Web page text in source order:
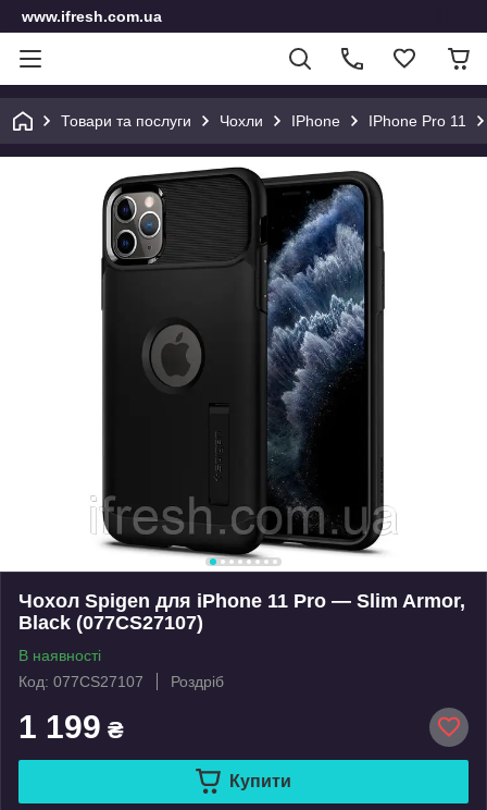
www.ifresh.com.ua
Товари та послуги Чохли IPhone IPhone Pro 11
Чохол Spigen для iPhone 11 Pro — Slim Armor,
Black (077CS27107)
В наявності
Код: 077CS27107
Роздріб
1 199 ₴
Купити